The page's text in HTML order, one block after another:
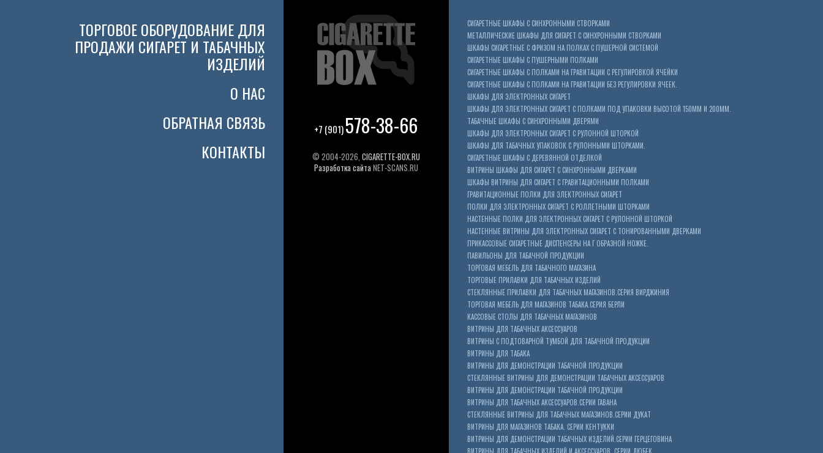
ТОРГОВОЕ ОБОРУДОВАНИЕ ДЛЯ
ПРОДАЖИ СИГАРЕТ И ТАБАЧНЫХ
ИЗДЕЛИЙ
О НАС
ОБРАТНАЯ СВЯЗЬ
КОНТАКТЫ
+7 (901)578-38-66
© 2004-2026, CIGARETTE-BOX.RU
Разработка сайтаNET-SCANS.RU
СИГАРЕТНЫЕ ШКАФЫ С СИНХРОННЫМИ СТВОРКАМИ
МЕТАЛЛИЧЕСКИЕ ШКАФЫ ДЛЯ СИГАРЕТ С СИНХРОННЫМИ СТВОРКАМИ
ШКАФЫ СИГАРЕТНЫЕ С ФРИЗОМ НА ПОЛКАХ С ПУШЕРНОЙ СИСТЕМОЙ
СИГАРЕТНЫЕ ШКАФЫ С ПУШЕРНЫМИ ПОЛКАМИ
СИГАРЕТНЫЕ ШКАФЫ С ПОЛКАМИ НА ГРАВИТАЦИИ С РЕГУЛИРОВКОЙ ЯЧЕЙКИ
СИГАРЕТНЫЕ ШКАФЫ С ПОЛКАМИ НА ГРАВИТАЦИИ БЕЗ РЕГУЛИРОВКИ ЯЧЕЕК.
ШКАФЫ ДЛЯ ЭЛЕКТРОННЫХ СИГАРЕТ
ШКАФЫ ДЛЯ ЭЛЕКТРОННЫХ СИГАРЕТ С ПОЛКАМИ ПОД УПАКОВКИ ВЫСОТОЙ 150ММ И 200ММ.
ТАБАЧНЫЕ ШКАФЫ С СИНХРОННЫМИ ДВЕРЯМИ
ШКАФЫ ДЛЯ ЭЛЕКТРОННЫХ СИГАРЕТ С РУЛОННОЙ ШТОРКОЙ
ШКАФЫ ДЛЯ ТАБАЧНЫХ УПАКОВОК С РУЛОННЫМИ ШТОРКАМИ.
СИГАРЕТНЫЕ ШКАФЫ С ДЕРЕВЯННОЙ ОТДЕЛКОЙ
ВИТРИНЫ ШКАФЫ ДЛЯ СИГАРЕТ С СИНХРОННЫМИ ДВЕРКАМИ
ШКАФЫ ВИТРИНЫ ДЛЯ СИГАРЕТ С ГРАВИТАЦИОННЫМИ ПОЛКАМИ
ГРАВИТАЦИОННЫЕ ПОЛКИ ДЛЯ ЭЛЕКТРОННЫХ СИГАРЕТ
ПОЛКИ ДЛЯ ЭЛЕКТРОННЫХ СИГАРЕТ С РОЛЛЕТНЫМИ ШТОРКАМИ
НАСТЕННЫЕ ПОЛКИ ДЛЯ ЭЛЕКТРОННЫХ СИГАРЕТ С РУЛОННОЙ ШТОРКОЙ
НАСТЕННЫЕ ВИТРИНЫ ДЛЯ ЭЛЕКТРОННЫХ СИГАРЕТ С ТОНИРОВАННЫМИ ДВЕРКАМИ
ПРИКАССОВЫЕ СИГАРЕТНЫЕ ДИСПЕНСЕРЫ НА Г ОБРАЗНОЙ НОЖКЕ.
ПАВИЛЬОНЫ ДЛЯ ТАБАЧНОЙ ПРОДУКЦИИ
ТОРГОВАЯ МЕБЕЛЬ ДЛЯ ТАБАЧНОГО МАГАЗИНА
ТОРГОВЫЕ ПРИЛАВКИ ДЛЯ ТАБАЧНЫХ ИЗДЕЛИЙ
СТЕКЛЯННЫЕ ПРИЛАВКИ ДЛЯ ТАБАЧНЫХ МАГАЗИНОВ.СЕРИЯ ВИРДЖИНИЯ
ТОРГОВАЯ МЕБЕЛЬ ДЛЯ МАГАЗИНОВ ТАБАКА.СЕРИЯ БЕРЛИ
КАССОВЫЕ СТОЛЫ ДЛЯ ТАБАЧНЫХ МАГАЗИНОВ
ВИТРИНЫ ДЛЯ ТАБАЧНЫХ АКСЕССУАРОВ
ВИТРИНЫ С ПОДТОВАРНОЙ ТУМБОЙ ДЛЯ ТАБАЧНОЙ ПРОДУКЦИИ
ВИТРИНЫ ДЛЯ ТАБАКА
ВИТРИНЫ ДЛЯ ДЕМОНСТРАЦИИ ТАБАЧНОЙ ПРОДУКЦИИ
СТЕКЛЯННЫЕ ВИТРИНЫ ДЛЯ ДЕМОНСТРАЦИИ ТАБАЧНЫХ АКСЕССУАРОВ
ВИТРИНЫ ДЛЯ ДЕМОНСТРАЦИИ ТАБАЧНОЙ ПРОДУКЦИИ
ВИТРИНЫ ДЛЯ ТАБАЧНЫХ АКСЕССУАРОВ.СЕРИИ ГАВАНА
СТЕКЛЯННЫЕ ВИТРИНЫ ДЛЯ ТАБАЧНЫХ МАГАЗИНОВ.СЕРИИ ДУКАТ
ВИТРИНЫ ДЛЯ МАГАЗИНОВ ТАБАКА. СЕРИИ КЕНТУККИ
ВИТРИНЫ ДЛЯ ДЕМОНСТРАЦИИ ТАБАЧНЫХ ИЗДЕЛИЙ.СЕРИИ ГЕРЦЕГОВИНА